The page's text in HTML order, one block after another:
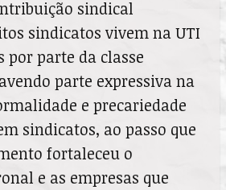
sindical
sindicatos vivem na UTI
por parte da classe
parte expressiva na
e precariedade
sindicatos, ao passo que
fortaleceu o
e as empresas que